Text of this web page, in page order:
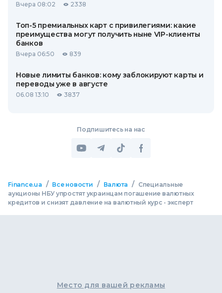
Вчера 08:02 2338
Топ-5 премиальных карт с привилегиями: какие
преимущества могут получить ныне VIP-клиенты
банков
Вчера 06:50 839
Новые лимиты банков: кому заблокируют карты и
переводы уже в августе
06.08 13:10 3837
Подпишитесь на нас
Finance.ua / Все новости / Валюта /
Специальные
аукционы НБУ упростят украинцам погашение валютных
кредитов и снизят давление на валютный курс - эксперт
Место для вашей рекламы